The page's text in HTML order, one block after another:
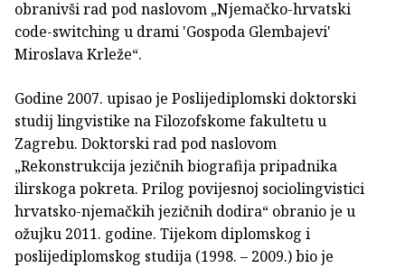
obranivši rad pod naslovom „Njemačko-hrvatski
code-switching u drami 'Gospoda Glembajevi'
Miroslava Krleže“.
Godine 2007. upisao je Poslijediplomski doktorski
studij lingvistike na Filozofskome fakultetu u
Zagrebu. Doktorski rad pod naslovom
„Rekonstrukcija jezičnih biografija pripadnika
ilirskoga pokreta. Prilog povijesnoj sociolingvistici
hrvatsko-njemačkih jezičnih dodira“ obranio je u
ožujku 2011. godine. Tijekom diplomskog i
poslijediplomskog studija (1998. – 2009.) bio je